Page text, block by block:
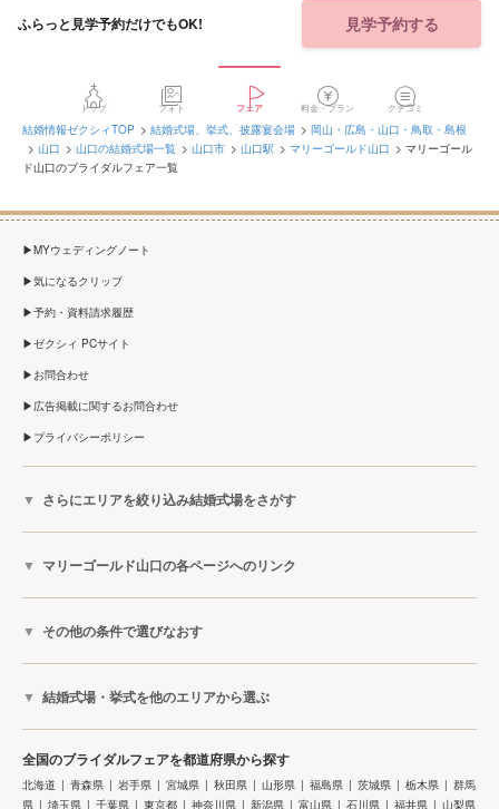
ふらっと見学予約だけでもOK! 見学予約する
トップ フォト フェア 料金・プラン クチコミ
結婚情報ゼクシィTOP 結婚式場、挙式、披露宴会場
岡山・広島・山口・鳥取・島根
山口
山口の結婚式場一覧 山口市 山口駅 マリーゴールド山口
マリーゴール
ド山口のブライダルフェア一覧
MYウェディングノート
気になるクリップ
予約・資料請求履歴
ゼクシィ PCサイト
お問合わせ
広告掲載に関するお問合わせ
プライバシーポリシー
さらにエリアを絞り込み結婚式場をさがす
マリーゴールド山口の各ページへのリンク
その他の条件で選びなおす
結婚式場・挙式を他のエリアから選ぶ
全国のブライダルフェアを都道府県から探す
北海道 青森県 岩手県 宮城県 秋田県 山形県 福島県 茨城県 栃木県
群馬
県
埼玉県 千葉県 東京都 神奈川県 新潟県 富山県 石川県 福井県 山梨県